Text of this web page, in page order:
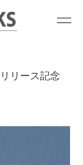
リース記念